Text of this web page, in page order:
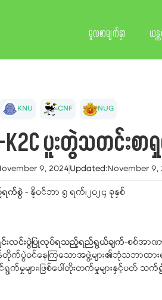
မူလစာမျက်နှာ ယန္တ
KNU CNF NUG
K2C ပူးတွဲသတင်းစ
9, 2024Updated:November 9,
ရက်စွဲ - နိုဝင်ဘာ ၅ ရက်၊၂၀၂၄ ခုနှစ်
းလင်းပွဲပြုလုပ်ရသည့်ရည်ရွယ်ချက်-စစ်အာဏ
ပွဲဝင်နေကြသောအဖွဲ့များ၏ဘုံသဘာထားရ
ရွက်မှုများ၊ဖြစ်ပေါ်တိုးတက်မှုများနှင့်ပတ် သ